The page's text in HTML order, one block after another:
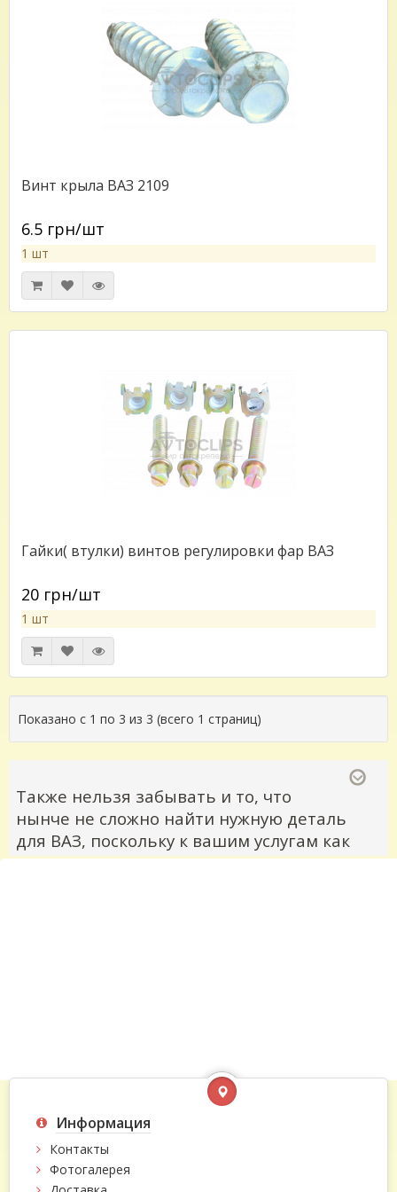
Винт крыла ВАЗ 2109
6.5 грн/шт
1 шт
Гайки( втулки) винтов регулировки фар ВАЗ
20 грн/шт
1 шт
Показано с 1 по 3 из 3 (всего 1 страниц)
Также нельзя забывать и то, что
нынче не сложно найти нужную деталь
для ВАЗ, поскольку к вашим услугам как
отслужившие свое запчасти, так
Люди всегда хотят чтобы их
транспортное средство выглядело как-
будто только вчера с конвейера –
касается не только безупречной езды, но
а и внешнего вида авто. В рамках таких
Информация
Контакты
Фотогалерея